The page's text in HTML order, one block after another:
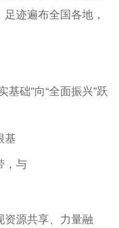
迹遍布全国各地，
基础”向“全面振兴”跃
基
，与
资源共享、力量融